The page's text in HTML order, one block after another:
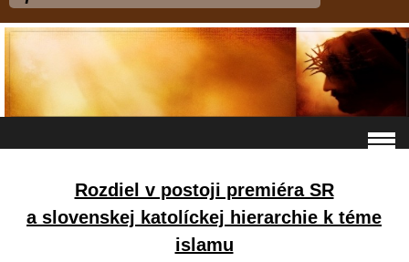
Rozdiel v postoji premiéra SR
a slovenskej katolíckej hierarchie k téme
islamu